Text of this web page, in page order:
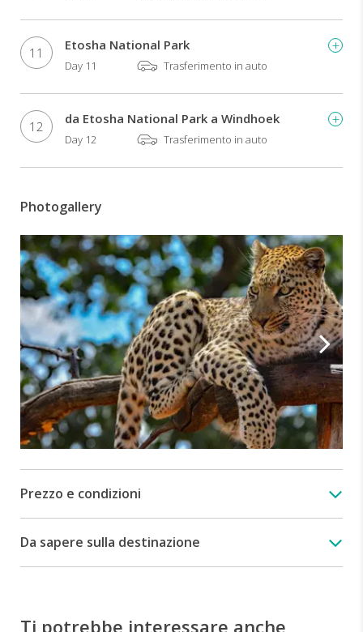
11 Etosha National Park
Day 11 Trasferimento in auto
12 da Etosha National Park a Windhoek
Day 12 Trasferimento in auto
Photogallery
Prezzo e condizioni
Da sapere sulla destinazione
Ti potrebbe interessare anche